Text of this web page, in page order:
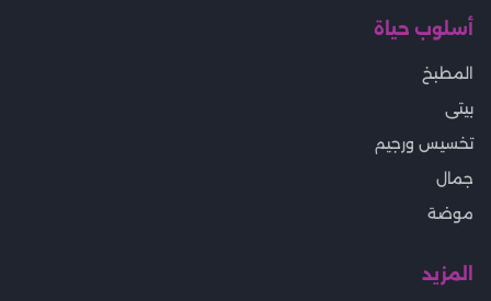
اسعار الذهب اليوم الان